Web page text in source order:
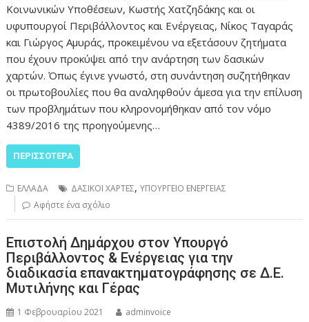
Κοινωνικών Υποθέσεων, Κωστής Χατζηδάκης και οι
υφυπουργοί Περιβάλλοντος και Ενέργειας, Νίκος Ταγαράς
και Γιώργος Αμυράς, προκειμένου να εξετάσουν ζητήματα
που έχουν προκύψει από την ανάρτηση των δασικών
χαρτών. Όπως έγινε γνωστό, στη συνάντηση συζητήθηκαν
οι πρωτοβουλίες που θα αναληφθούν άμεσα για την επίλυση
των προβλημάτων που κληρονομήθηκαν από τον νόμο
4389/2016 της προηγούμενης…
ΠΕΡΙΣΣΌΤΕΡΑ
ΕΛΛΑΔΑ ΔΑΣΙΚΟΙ ΧΑΡΤΕΣ,ΥΠΟΥΡΓΕΙΟ ΕΝΕΡΓΕΙΑΣ
Αφήστε ένα σχόλιο
Επιστολή Δημάρχου στον Υπουργό
Περιβάλλοντος & Ενέργειας για την
διαδικασία επανακτηματογράφησης σε Δ.Ε.
Μυτιλήνης και Γέρας
1 Φεβρουαρίου 2021 adminvoice